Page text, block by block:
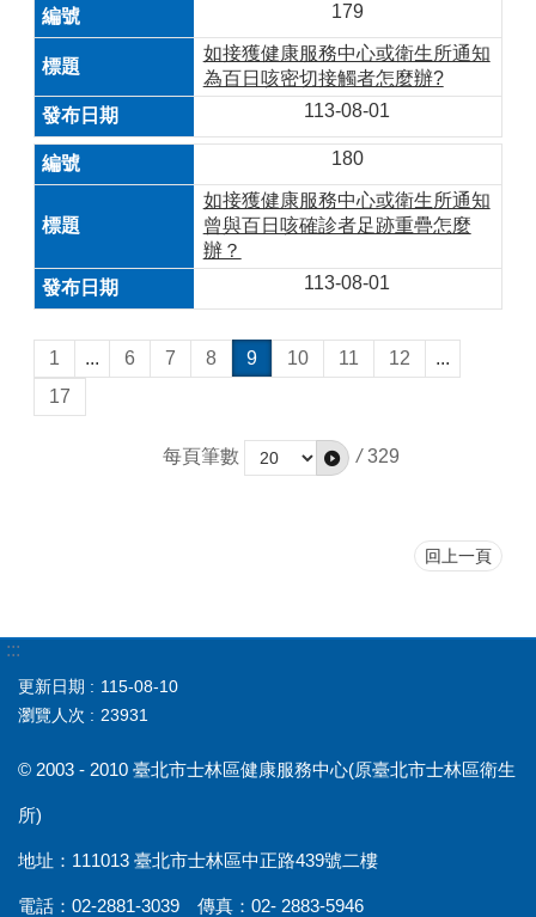
179
如接獲健康服務中心或衛生所通知
為百日咳密切接觸者怎麼辦?
113-08-01
180
如接獲健康服務中心或衛生所通知
曾與百日咳確診者足跡重疊怎麼
辦？
113-08-01
1 ... 6 7 8 9 10 11 12
...
17
每頁筆數 / 329
回上一頁
:::
更新日期
115-08-10
瀏覽人次
23931
© 2003 - 2010 臺北市士林區健康服務中心(原臺北市士林區衛生
所)
地址：111013 臺北市士林區中正路439號二樓
電話：02-2881-3039 傳真：02- 2883-5946